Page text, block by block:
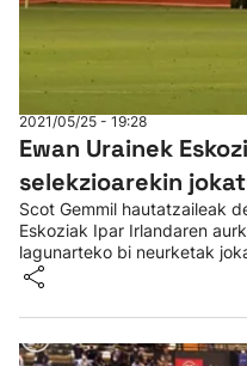
2021/05/25 - 19:28
Ewan Urainek
selekzioarekin
Scot Gemmil hautatzaileak
Eskoziak Ipar Irlandaren
lagunarteko bi neurketak